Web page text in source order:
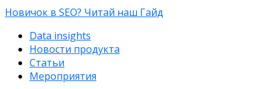
Новичок в SEO? Читай наш Гайд
Data insights
Новости продукта
Статьи
Мероприятия